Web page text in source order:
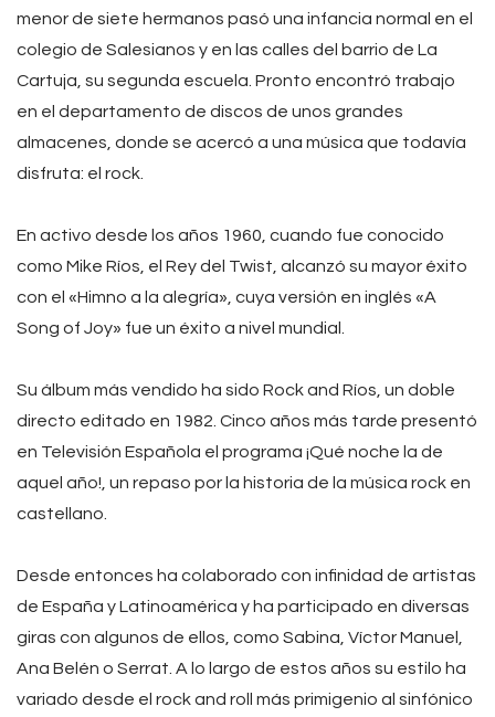
menor de siete hermanos pasó una infancia normal en el
colegio de Salesianos y en las calles del barrio de La
Cartuja, su segunda escuela. Pronto encontró trabajo
en el departamento de discos de unos grandes
almacenes, donde se acercó a una música que todavía
disfruta: el rock.
En activo desde los años 1960, cuando fue conocido
como Mike Ríos, el Rey del Twist, alcanzó su mayor éxito
con el «Himno a la alegría», cuya versión en inglés «A
Song of Joy» fue un éxito a nivel mundial.
Su álbum más vendido ha sido Rock and Ríos, un doble
directo editado en 1982. Cinco años más tarde presentó
en Televisión Española el programa ¡Qué noche la de
aquel año!, un repaso por la historia de la música rock en
castellano.
Desde entonces ha colaborado con infinidad de artistas
de España y Latinoamérica y ha participado en diversas
giras con algunos de ellos, como Sabina, Víctor Manuel,
Ana Belén o Serrat. A lo largo de estos años su estilo ha
variado desde el rock and roll más primigenio al sinfónico